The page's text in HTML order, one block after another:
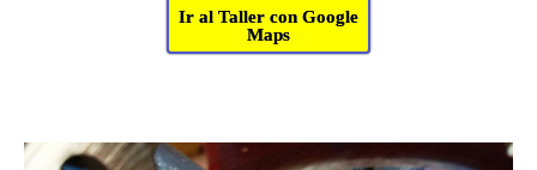
Ir al Taller con Google
Maps